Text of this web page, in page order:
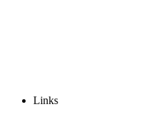
Links